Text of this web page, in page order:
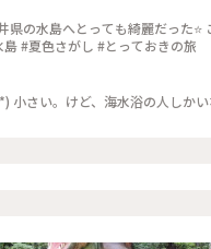
県の水島へとっても綺麗だった
いでしまった🙃 #福井県 #水島 #夏色さがし #とっておきの旅